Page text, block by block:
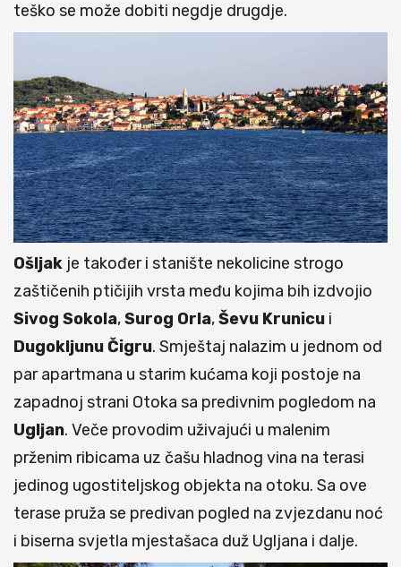
teško se može dobiti negdje drugdje.
Ošljak je također i stanište nekolicine strogo
zaštičenih ptičijih vrsta među kojima bih izdvojio
Sivog Sokola,Surog Orla,Ševu Krunicu i
DugokljunuČigru. Smještaj nalazim u jednom od
par apartmana u starim kućama koji postoje na
zapadnoj strani Otoka sa predivnim pogledom na
Ugljan. Veče provodim uživajući u malenim
prženim ribicama uz čašu hladnog vina na terasi
jedinog ugostiteljskog objekta na otoku. Sa ove
terase pruža se predivan pogled na zvjezdanu noć
i biserna svjetla mjestašaca duž Ugljana i dalje.